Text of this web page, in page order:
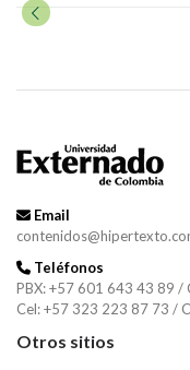
Email
Teléfonos
PBX: +57 601 643 43 89 /
Cel: +57 323 223 87 73 /
Otros sitios